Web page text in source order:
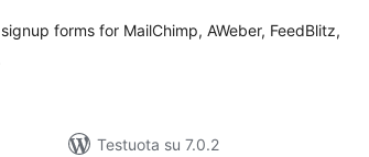
forms for MailChimp, AWeber, FeedBlitz,
Testuota su 7.0.2